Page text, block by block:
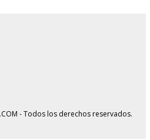
- Todos los derechos reservados.